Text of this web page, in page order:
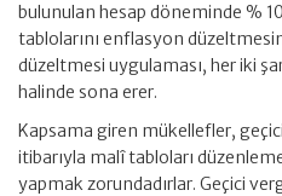
bulunulan hesap döneminde %
tablolarını enflasyon
düzeltmesi uygulaması, her iki
halinde sona erer.
Kapsama giren mükellefler,
itibarıyla malî tabloları
yapmak zorundadırlar. Geçici